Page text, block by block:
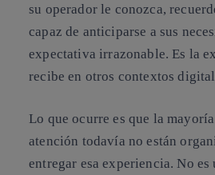
su operador le conozca,
capaz de anticiparse a sus
expectativa irrazonable. Es la
recibe en otros contextos
Lo que ocurre es que la
atención todavía no están
entregar esa experiencia. No es